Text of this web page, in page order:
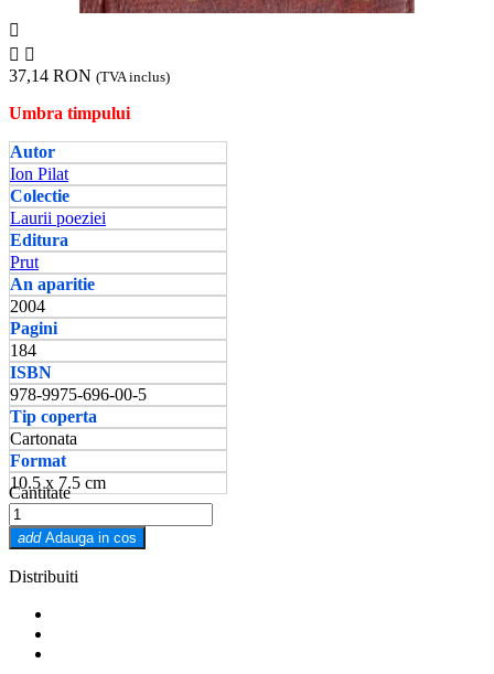

 
37,14 RON (TVA inclus)
Umbra timpului
Autor
Ion Pilat
Colectie
Laurii poeziei
Editura
Prut
An aparitie
2004
Pagini
184
ISBN
978-9975-696-00-5
Tip coperta
Cartonata
Format
10.5 x 7.5 cm
Cantitate
add Adauga in cos
Distribuiti